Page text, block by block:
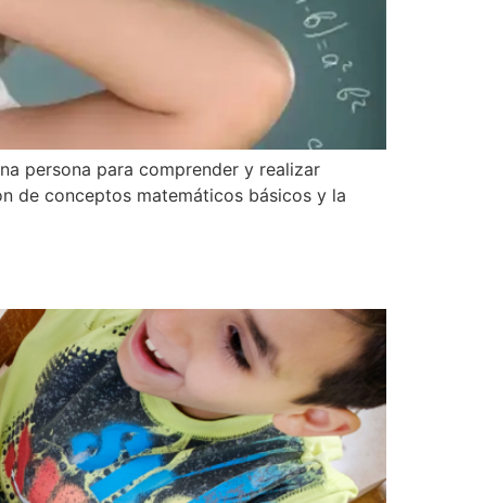
persona para comprender y realizar
de conceptos matemáticos básicos y la